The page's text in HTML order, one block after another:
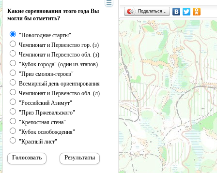
Какие соревнования этого года Вы
могли бы отметить?
"Новогодние старты"
Чемпионат и Первенство гор. (з)
Чемпионат и Первенство обл. (з)
"Кубок города" (один из этапов)
"Приз смолян-героев"
Всемирный день ориентирования
Чемпионат и Первенство обл. (л)
"Российский Азимут"
"Приз Пржевальского"
"Крепостная стена"
"Кубок освобождения"
"Красный лист"
Поделиться…